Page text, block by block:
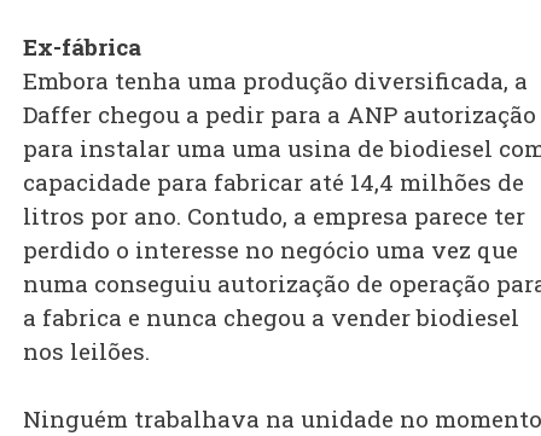
Ex-fábrica
Embora tenha uma produção diversificada, a
Daffer chegou a pedir para a ANP autorização
para instalar uma uma usina de biodiesel
capacidade para fabricar até 14,4 milhões de
litros por ano. Contudo, a empresa parece ter
perdido o interesse no negócio uma vez que
numa conseguiu autorização de operação
a fabrica e nunca chegou a vender biodiesel
nos leilões.
Ninguém trabalhava na unidade no momento